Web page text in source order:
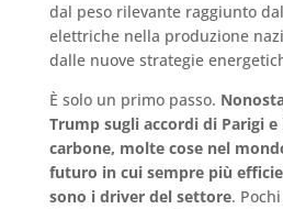
dal peso rilevante raggiunto
elettriche nella produzione
dalle nuove strategie
È solo un primo passo.
Trump sugli accordi di Parigi
carbone, molte cose nel
futuro in cui sempre più
sono i driver del settore.